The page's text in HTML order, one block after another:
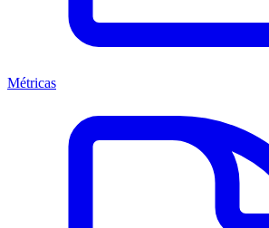
Métricas